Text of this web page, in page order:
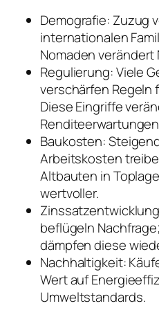
Demografie: Zuzug
internationalen
Nomaden
Regulierung: Viele
verschärfen Regeln
Diese Eingriffe
Baukosten:
Arbeitskosten
Altbauten in
wertvoller.
beflügeln
dämpfen diese
Nachhaltigkeit:
Wert auf
Umweltstandards.